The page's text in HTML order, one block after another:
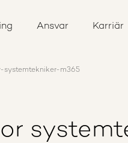
Ansvar Karriär
systemtekniker-m365